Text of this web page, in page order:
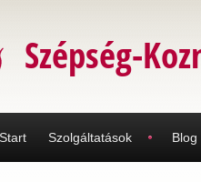
Szépség-
Start Szolgáltatások Blog